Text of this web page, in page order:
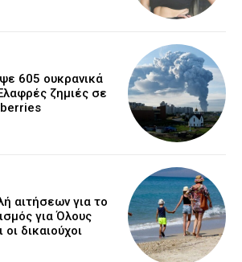
605 ουκρανικά
ζημιές σε
αιτήσεων για το
για Όλους
δικαιούχοι